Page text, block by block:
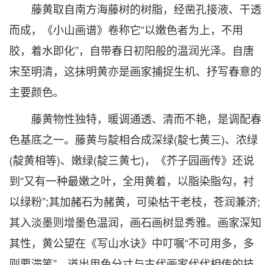
藤黄取自南方海藤树的树脂，经凿孔接液、干透
而成，《小山画谱》卷称它“以嫩色者为上，不用
胶，着水即化”，自带春日初阳般的温润光泽。自唐
宋至明清，这抹明黄亦是画家捕捉生机、抒写春意的
主要颜色。
藤黄物性独特，暖调通透、清而不艳，是调配春
色基底之一。藤黄与靛相合成深绿(靛七黄三)、浓绿
(靛黄相等)、嫩绿(靛三黄七)，《芥子园画传》还说
到“又有一种最嫩之叶，全用黄着，以脂染脂勾，衬
以绿粉”;其加赭石为赭黄，可染枯干老枝，苍润兼济;
其入淡墨则增墨色温润，画石画树显秀雅。画家深知
其性，黄公望在《写山水诀》中叮嘱“不可用多，多